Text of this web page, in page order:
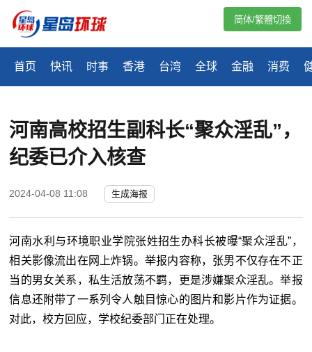
首页 快讯 时事 香港 台湾 全球 金融 消费
简体/繁體切換
河南高校招生副科长“聚众淫乱”，
纪委已介入核查
2024-04-08 11:08 生成海报
河南水利与环境职业学院张姓招生办科长被曝“聚众淫乱”，
相关影像流出在网上炸锅。举报内容称，张男不仅存在不正
当的男女关系，私生活放荡不羁，更是涉嫌聚众淫乱。举报
信息还附带了一系列令人触目惊心的图片和影片作为证据。
对此，校方回应，学校纪委部门正在处理。